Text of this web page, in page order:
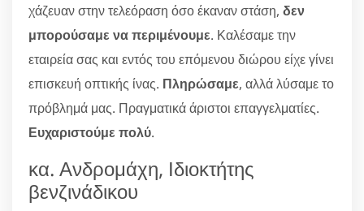
χάζευαν στην τελεόραση όσο έκαναν στάση, δεν
μπορούσαμε να περιμένουμε. Καλέσαμε την
εταιρεία σας και εντός του επόμενου διώρου είχε γίνει
επισκευή οπτικής ίνας. Πληρώσαμε, αλλά λύσαμε το
πρόβλημά μας. Πραγματικά άριστοι επαγγελματίες.
Ευχαριστούμε πολύ.
κα. Ανδρομάχη, Ιδιοκτήτης
βενζινάδικου